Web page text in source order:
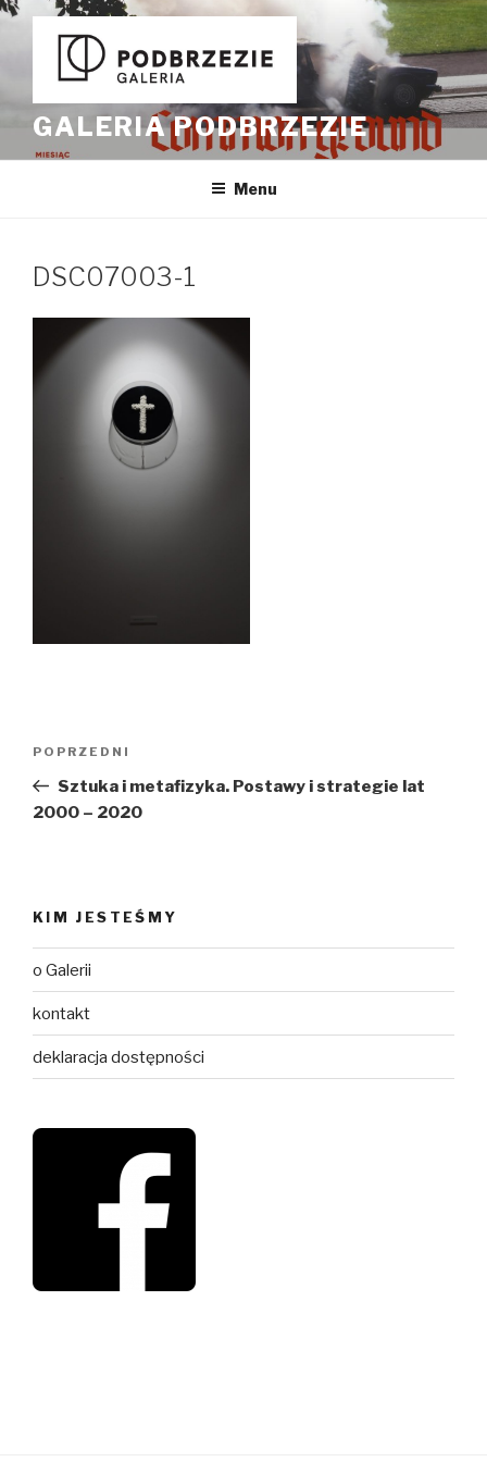
Przeskocz
GALERIA PODBRZEZIE
Menu
DSC07003-1
Poprzedni
wpis
POPRZEDNI
Sztuka i metafizyka. Postawy i strategie lat
2000 – 2020
KIM JESTEŚMY
o Galerii
kontakt
deklaracja dostępności